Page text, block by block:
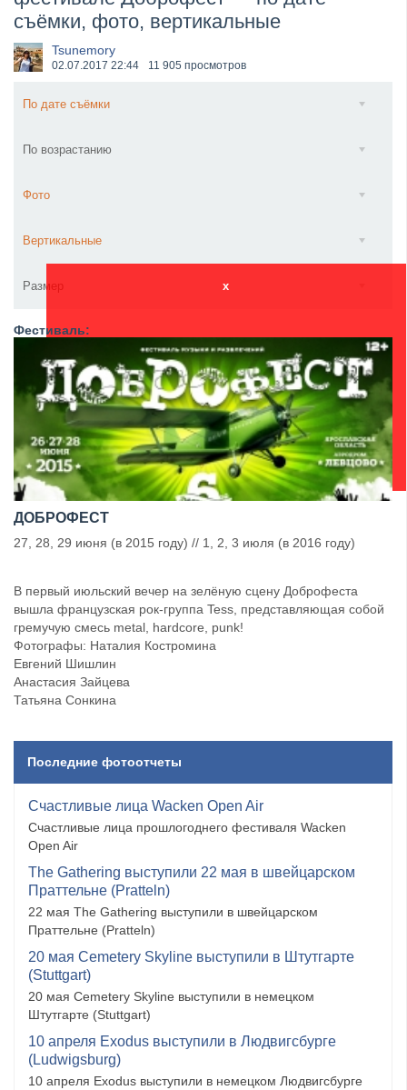
​Anthrax выпустили новый сингл и клип «Everybod...
съёмки, фото, вертикальные
Tsunemory
02.07.2017 22:44 11 905 просмотров
По дате съёмки
По возрастанию
Фото
Вертикальные
Размер x
Фестиваль:
ДОБРОФЕСТ
27, 28, 29 июня (в 2015 году) // 1, 2, 3 июля (в 2016 году)
В первый июльский вечер на зелёную сцену Доброфеста
вышла французская рок-группа Tess, представляющая собой
гремучую смесь metal, hardcore, punk!
Фотографы: Наталия Костромина
Евгений Шишлин
Анастасия Зайцева
Татьяна Сонкина
Последние фотоотчеты
Счастливые лица Wacken Open Air
Счастливые лица прошлогоднего фестиваля Wacken
Open Air
The Gathering выступили 22 мая в швейцарском
Праттельне (Pratteln)
22 мая The Gathering выступили в швейцарском
Праттельне (Pratteln)
20 мая Cemetery Skyline выступили в Штутгарте
(Stuttgart)
20 мая Cemetery Skyline выступили в немецком
Штутгарте (Stuttgart)
10 апреля Exodus выступили в Людвигсбурге
(Ludwigsburg)
10 апреля Exodus выступили в немецком Людвигсбурге